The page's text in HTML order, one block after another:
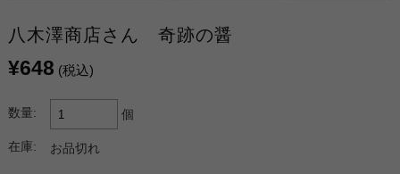
八木澤商店さん 奇跡の醤
¥648 (税込)
数量: 個
在庫: お品切れ